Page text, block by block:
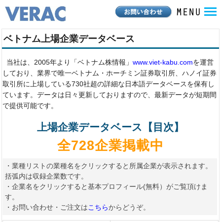
ベトナム上場企業データベース
当社は、2005年より「ベトナム株情報」 www.viet-kabu.comを運営
しており、業界で唯一ベトナム・ホーチミン証券取引所、ハノイ証券
取引所に上場している730社超の詳細な日本語データベースを保有し
ています。データは日々更新しておりますので、最新データが短期間
で提供可能です。
上場企業データベース【目次】
全728企業掲載中
・業種リストの業種名をクリックすると所属企業が表示されます。
括弧内は収録企業数です。
・企業名をクリックすると基本プロフィール(無料）がご覧頂けま
す。
・お問い合わせ・ご注文はこちらからどうぞ。